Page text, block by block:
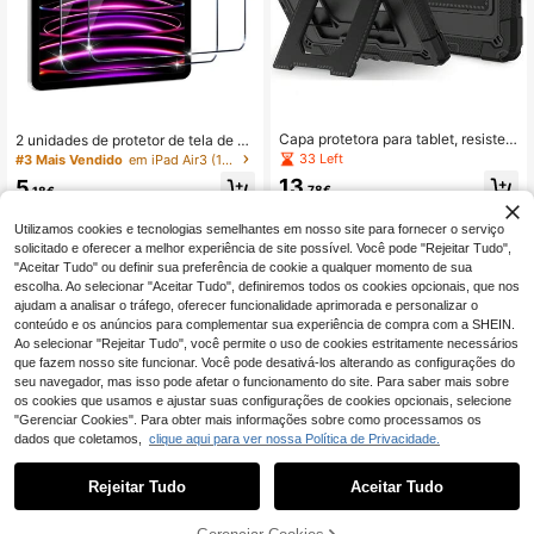
2 unidades de protetor de tela de vi
dro temperado de alta definição, co
ara aniversários, familiares e amigo
ctos, quedas, arranhões e impressõ
es digitais. Cobertura total.
#3 Mais Vendido em iPad Air3 (10,5 polegadas) 2019 Protetores de e
5,18€
Capa protetora para tablet, resisten
te a quedas, padrão militar, compatí
vel com iPad Air 11 M4/M3/M2 A16
10ª geração, Mini 6/7 e Galaxy Tab
A11, A11 Plus, A9 8.7/A9 Plus, S9 FE,
S10 FE, S10 Lite (sem alça de ombr
o).
33 Left
13,78€
Utilizamos cookies e tecnologias semelhantes em nosso site para fornecer o serviço
solicitado e oferecer a melhor experiência de site possível. Você pode "Rejeitar Tudo",
"Aceitar Tudo" ou definir sua preferência de cookie a qualquer momento de sua
escolha. Ao selecionar "Aceitar Tudo", definiremos todos os cookies opcionais, que nos
ajudam a analisar o tráfego, oferecer funcionalidade aprimorada e personalizar o
conteúdo e os anúncios para complementar sua experiência de compra com a SHEIN.
Ao selecionar "Rejeitar Tudo", você permite o uso de cookies estritamente necessários
que fazem nosso site funcionar. Você pode desativá-los alterando as configurações do
seu navegador, mas isso pode afetar o funcionamento do site. Para saber mais sobre
os cookies que usamos e ajustar suas configurações de cookies opcionais, selecione
"Gerenciar Cookies". Para obter mais informações sobre como processamos os
dados que coletamos, clique aqui para ver nossa Política de Privacidade.
Rejeitar Tudo Aceitar Tudo